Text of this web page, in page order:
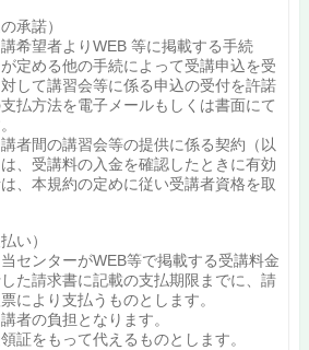
承諾）
希望者よりWEB 等に掲載する手続
定める他の手続によって受講申込を受
して講習会等に係る申込の受付を許諾
払方法を電子メールもしくは書面にて
講者間の講習会等の提供に係る契約（以
、受講料の入金を確認したときに有効
、本規約の定めに従い受講者資格を取
い）
センターがWEB等で掲載する受講料金
た請求書に記載の支払期限までに、請
により支払うものとします。
者の負担となります。
証をもって代えるものとします。